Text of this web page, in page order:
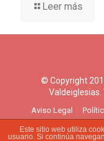
Leer más
© Copyright
Valdeiglesias.
Aviso Legal
Este sitio web utiliza
usuario. Si continúa